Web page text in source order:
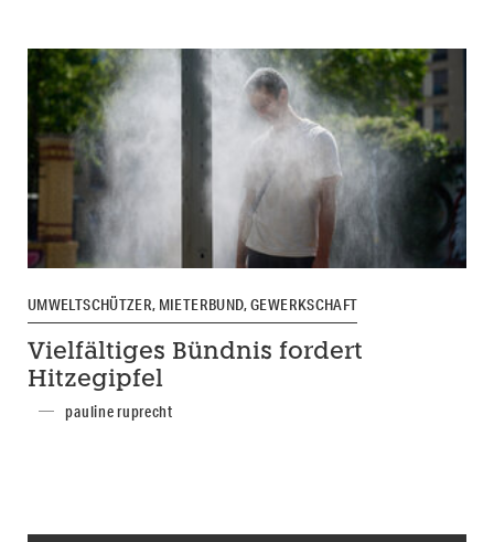
UMWELTSCHÜTZER, MIETERBUND, GEWERKSCHAFT
Vielfältiges Bündnis fordert
Hitzegipfel
pauline ruprecht